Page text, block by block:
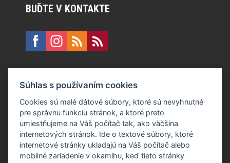
BUĎTE V KONTAKTE
E:recepcia@formfactory.sk
Form Factory Slovakia s.r.o., Ružová dolina 480/6, 821 08
Bratislava
Za publikovaný obsah sú zodpovední jednotliví autori.
Súhlas s používaním cookies
Cookies sú malé dátové súbory, ktoré sú nevyhnutné
pre správnu funkciu stránok, a ktoré preto
umiestňujeme na Váš počítač tak, ako väčšina
internetových stránok. Ide o textové súbory, ktoré
internetové stránky ukladajú na Váš počítač alebo
mobilné zariadenie v okamihu, keď tieto stránky